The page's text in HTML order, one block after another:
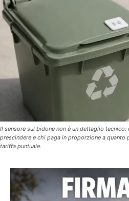
Il sensore sul bidone non è un dettaglio
prescindere e chi paga in proporzione a
tariffa puntuale.